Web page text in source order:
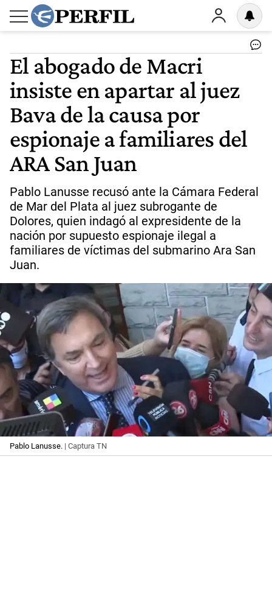
El abogado de Macri
insiste en apartar al juez
Bava de la causa por
espionaje a familiares del
ARA San Juan
Pablo Lanusse recusó ante la Cámara Federal
de Mar del Plata al juez subrogante de
Dolores, quien indagó al expresidente de la
nación por supuesto espionaje ilegal a
familiares de víctimas del submarino Ara San
Juan.
Pablo Lanusse. | Captura TN